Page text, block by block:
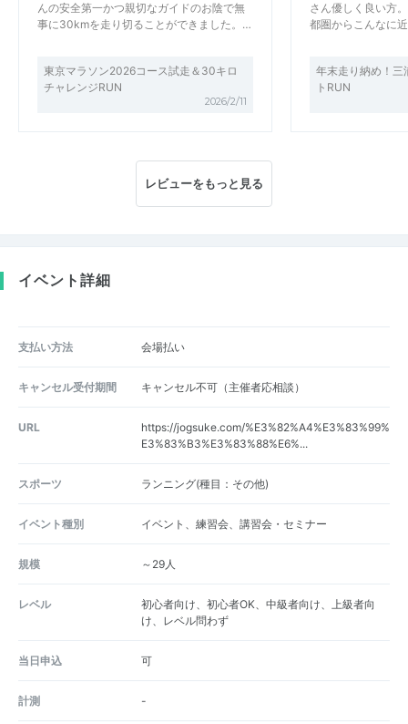
んの安全第一かつ親切なガイドのお陰で無
事に30kmを走り切ることができました。…
東京マラソン2026コース試走＆30キロ
チャレンジRUN
2026/2/11
さん優しく良い方
都圏からこんなに
年末走り納め！三
トRUN
レビューをもっと見る
イベント詳細
支払い方法 会場払い
キャンセル受付期間 キャンセル不可（主催者応相談）
URL
https://jogsuke.com/%E3%82%A4%E3%83%99%
E3%83%B3%E3%83%88%E6%...
スポーツ ランニング(種目：その他)
イベント種別 イベント、練習会、講習会・セミナー
規模 ～29人
レベル
初心者向け、初心者OK、中級者向け、上級者向
け、レベル問わず
当日申込 可
計測 -